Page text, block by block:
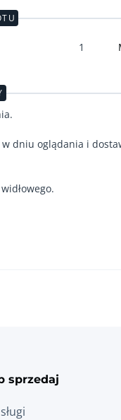
1
dniu oglądania i
sprzedaj